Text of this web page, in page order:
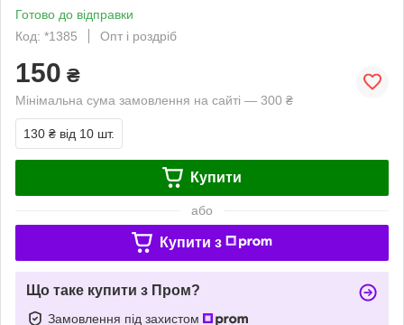
Готово до відправки
Код: *1385
Опт і роздріб
150 ₴
Мінімальна сума замовлення на сайті — 300 ₴
130 ₴ від 10 шт.
Купити
або
Купити з
Що таке купити з Пром?
Замовлення під захистом